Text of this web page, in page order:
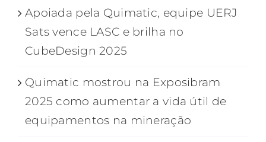
Apoiada pela Quimatic, equipe UERJ
Sats vence LASC e brilha no
CubeDesign 2025
Quimatic mostrou na Exposibram
2025 como aumentar a vida útil de
equipamentos na mineração